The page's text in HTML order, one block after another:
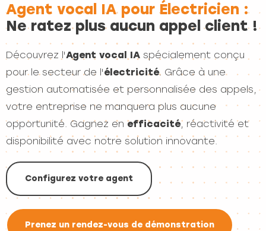
Agent vocal IA pour Électricien :
Ne ratez plus aucun appel client !
Découvrez l'Agent vocal IA spécialement conçu
pour le secteur de l'électricité. Grâce à une
gestion automatisée et personnalisée des appels,
votre entreprise ne manquera plus aucune
opportunité. Gagnez en efficacité, réactivité et
disponibilité avec notre solution innovante.
Configurez votre agent
Prenez un rendez-vous de démonstration